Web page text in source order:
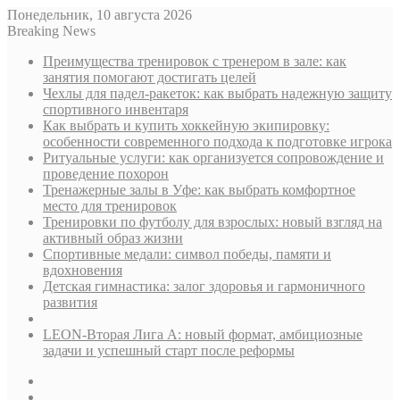
Понедельник, 10 августа 2026
Breaking News
Преимущества тренировок с тренером в зале: как
занятия помогают достигать целей
Чехлы для падел-ракеток: как выбрать надежную защиту
спортивного инвентаря
Как выбрать и купить хоккейную экипировку:
особенности современного подхода к подготовке игрока
Ритуальные услуги: как организуется сопровождение и
проведение похорон
Тренажерные залы в Уфе: как выбрать комфортное
место для тренировок
Тренировки по футболу для взрослых: новый взгляд на
активный образ жизни
Спортивные медали: символ победы, памяти и
вдохновения
Детская гимнастика: залог здоровья и гармоничного
развития
LEON-Вторая Лига А: новый формат, амбициозные
задачи и успешный старт после реформы